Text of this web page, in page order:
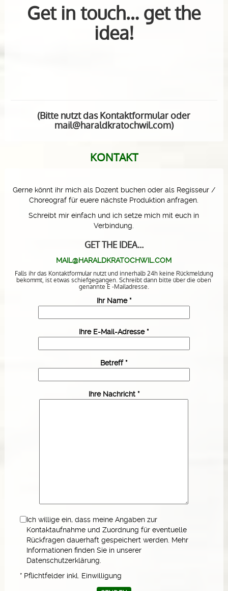
Get in touch… get the
idea!
(Bitte nutzt das Kontaktformular oder
mail@haraldkratochwil.com)
KONTAKT
Gerne könnt ihr mich als Dozent buchen oder als Regisseur /
Choreograf für euere nächste Produktion anfragen.
Schreibt mir einfach und ich setze mich mit euch in
Verbindung.
GET THE IDEA…
MAIL@HARALDKRATOCHWIL.COM
Falls ihr das Kontaktformular nutzt und innerhalb 24h keine Rückmeldung
bekommt, ist etwas schiefgegangen. Schreibt dann bitte über die oben
genannte E -Mailadresse.
Ihr Name *
Ihre E-Mail-Adresse *
Betreff *
Ihre Nachricht *
Ich willige ein, dass meine Angaben zur
Kontaktaufnahme und Zuordnung für eventuelle
Rückfragen dauerhaft gespeichert werden. Mehr
Informationen finden Sie in unserer
Datenschutzerklärung.
* Pflichtfelder inkl. Einwilligung